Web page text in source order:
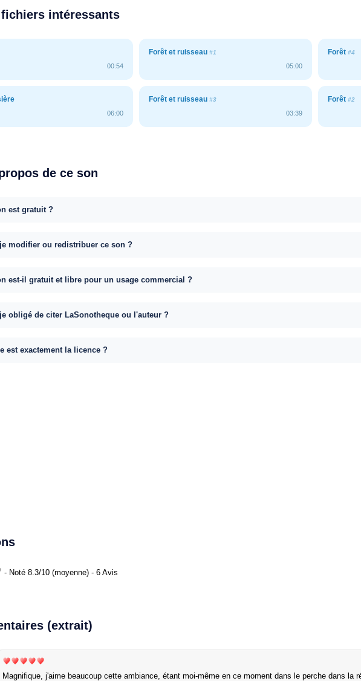
intéressants
00:54
Forêt et ruisseau #1
05:00
Forêt#4
06:00
Forêt et ruisseau #3
03:39
Forêt#2
de ce son
est gratuit ?
modifier ou redistribuer ce son ?
est-il gratuit et libre pour un usage commercial ?
obligé de citer LaSonotheque ou l'auteur ?
est exactement la licence ?
- Noté 8.3/10 (moyenne) - 6 Avis
(extrait)
Magnifique, j'aime beaucoup cette ambiance, étant moi-même en ce moment dans le perche dans la